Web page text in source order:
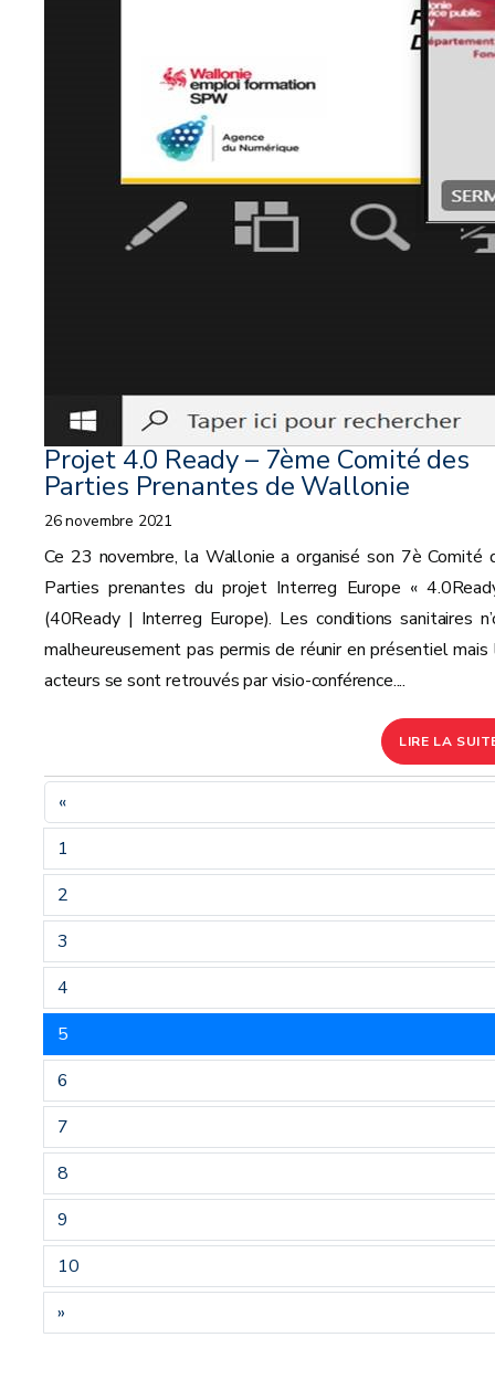
Projet 4.0 Ready – 7ème Comité des
Parties Prenantes de Wallonie
26 novembre 2021
Ce 23 novembre, la Wallonie a organisé son 7è Comité
Parties prenantes du projet Interreg Europe «
(40Ready | Interreg Europe). Les conditions sanitaires
malheureusement pas permis de réunir en présentiel mais
acteurs se sont retrouvés par visio-conférence....
LIRE LA
«
1
2
3
4
5
6
7
8
9
10
»